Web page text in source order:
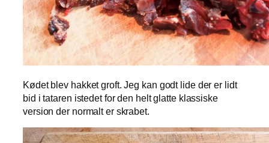
Kødet blev hakket groft. Jeg kan godt lide der er lidt
bid i tataren istedet for den helt glatte klassiske
version der normalt er skrabet.